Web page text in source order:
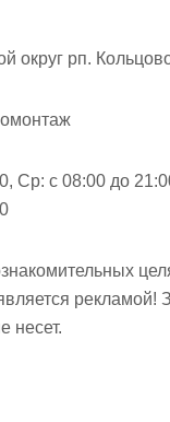
округ рп.
Ср: с 08:00 до
несет.